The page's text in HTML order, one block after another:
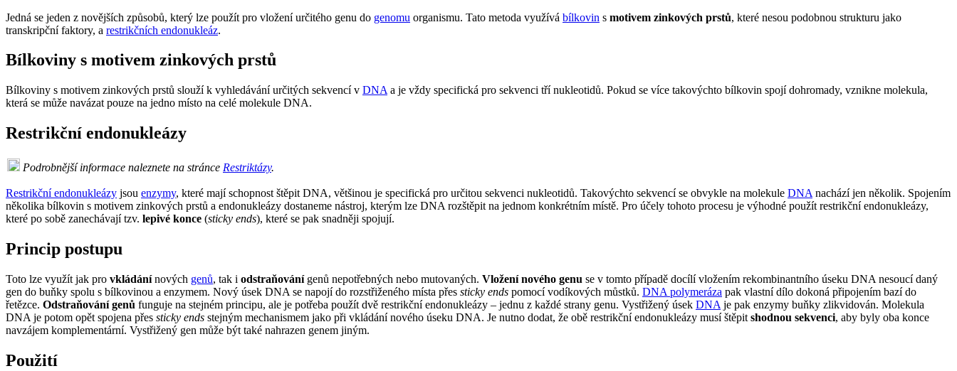
Jedná se jeden z novějších způsobů, který lze použít pro vložení určitého genu do genomu organismu. Tato metoda využívá bílkovin s motivem zinkových prstů, které nesou podobnou strukturu jako
transkripční faktory, a restrikčních endonukleáz.
Bílkoviny s motivem zinkových prstů
Bílkoviny s motivem zinkových prstů slouží k vyhledávání určitých sekvencí v DNA a je vždy specifická pro sekvenci tří nukleotidů. Pokud se více takovýchto bílkovin spojí dohromady, vznikne molekula,
která se může navázat pouze na jedno místo na celé molekule DNA.
Restrikční endonukleázy
Podrobnější informace naleznete na stránce Restriktázy.
Restrikční endonukleázy jsou enzymy, které mají schopnost štěpit DNA, většinou je specifická pro určitou sekvenci nukleotidů. Takovýchto sekvencí se obvykle na molekule DNA nachází jen několik. Spojením
několika bílkovin s motivem zinkových prstů a endonukleázy dostaneme nástroj, kterým lze DNA rozštěpit na jednom konkrétním místě. Pro účely tohoto procesu je výhodné použít restrikční endonukleázy,
které po sobě zanechávají tzv. lepivé konce (sticky ends), které se pak snadněji spojují.
Princip postupu
Toto lze využít jak pro vkládánínových genů, tak i odstraňovánígenů nepotřebných nebo mutovaných. Vložení nového genu se v tomto případě docílí vložením rekombinantního úseku DNA nesoucí daný
gen do buňky spolu s bílkovinou a enzymem. Nový úsek DNA se napojí do rozstřiženého místa přes sticky ends pomocí vodíkových můstků. DNA polymeráza pak vlastní dílo dokoná připojením bazí do
řetězce. Odstraňování genů funguje na stejném principu, ale je potřeba použít dvě restrikční endonukleázy – jednu z každé strany genu. Vystřižený úsek DNA je pak enzymy buňky zlikvidován. Molekula
DNA je potom opět spojena přes sticky ends stejným mechanismem jako při vkládání nového úseku DNA. Je nutno dodat, že obě restrikční endonukleázy musí štěpit shodnou sekvenci, aby byly oba konce
navzájem komplementární. Vystřižený gen může být také nahrazen genem jiným.
Použití